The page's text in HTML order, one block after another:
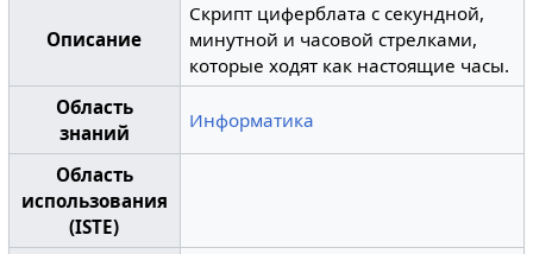
Описание
Скрипт циферблата c секундной,
минутной и часовой стрелками,
которые ходят как настоящие часы.
Область
знаний
Информатика
Область
использования
(ISTE)